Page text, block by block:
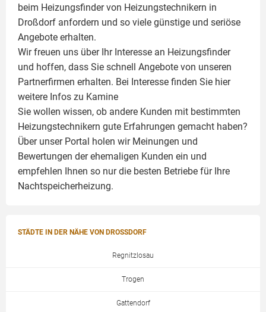
beim Heizungsfinder von Heizungstechnikern in
Droßdorf anfordern und so viele günstige und seriöse
Angebote erhalten.
Wir freuen uns über Ihr Interesse an Heizungsfinder
und hoffen, dass Sie schnell Angebote von unseren
Partnerfirmen erhalten. Bei Interesse finden Sie hier
weitere Infos zu Kamine
Sie wollen wissen, ob andere Kunden mit bestimmten
Heizungstechnikern gute Erfahrungen gemacht haben?
Über unser Portal holen wir Meinungen und
Bewertungen der ehemaligen Kunden ein und
empfehlen Ihnen so nur die besten Betriebe für Ihre
Nachtspeicherheizung.
STÄDTE IN DER NÄHE VON DROSSDORF
Regnitzlosau
Trogen
Gattendorf